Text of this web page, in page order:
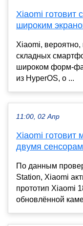
Xiaomi готовит
широким
Xiaomi,
складных
широком форм-
из HyperOS, о ...
11:00, 02 Апр
Xiaomi готовит
двумя
По данным
Station, Xiaomi
прототип Xiaomi
обновлённой